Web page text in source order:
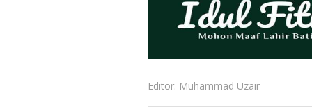
Editor: Muhammad Uzair